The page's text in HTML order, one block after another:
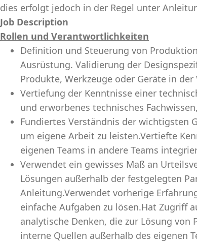
dies erfolgt jedoch in der Regel unter
Job Description
Rollen und Verantwortlichkeiten
Definition und Steuerung von
Ausrüstung. Validierung der
Produkte, Werkzeuge oder Geräte in
Vertiefung der Kenntnisse einer
und erworbenes technisches
Fundiertes Verständnis der wichtigsten
um eigene Arbeit zu leisten.Vertiefte
eigenen Teams in andere Teams
Verwendet ein gewisses Maß an
Lösungen außerhalb der festgelegten
Anleitung.Verwendet vorherige
einfache Aufgaben zu lösen.Hat Zugriff
analytische Denken, die zur Lösung
interne Quellen außerhalb des eigenen